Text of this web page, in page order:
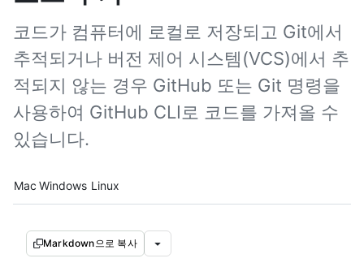
코드가 컴퓨터에 로컬로 저장되고 Git에서
추적되거나 버전 제어 시스템(VCS)에서 추
적되지 않는 경우 GitHub 또는 Git 명령을
사용하여 GitHub CLI로 코드를 가져올 수
있습니다.
Platform navigation
Mac Windows Linux
Markdown으로 복사